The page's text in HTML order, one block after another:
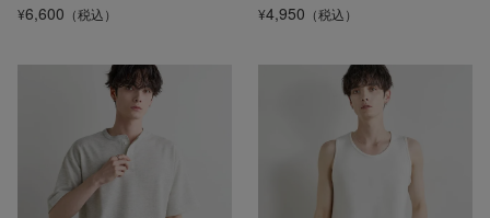
¥6,600 （税込） ¥4,950 （税込）